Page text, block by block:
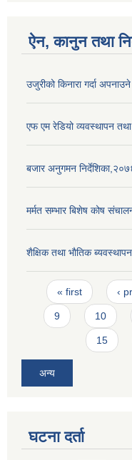
ऐन, कानुन तथा
उजुरीको किनारा गर्दा
एफ एम रेडियो व्यवस्थापन
बजार अनुगमन
मर्मत सम्भार बिशेष कोष
शैक्षिक तथा भाैतिक
Pages
« first ‹
9 10
15
अन्य
घटना दर्ता